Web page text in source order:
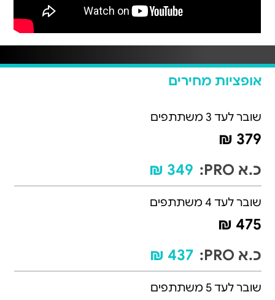
אופציות מחירים
שובר לעד 3 משתתפים
379 ₪
כ.א PRO:
349 ₪
שובר לעד 4 משתתפים
475 ₪
כ.א PRO:
437 ₪
שובר לעד 5 משתתפים